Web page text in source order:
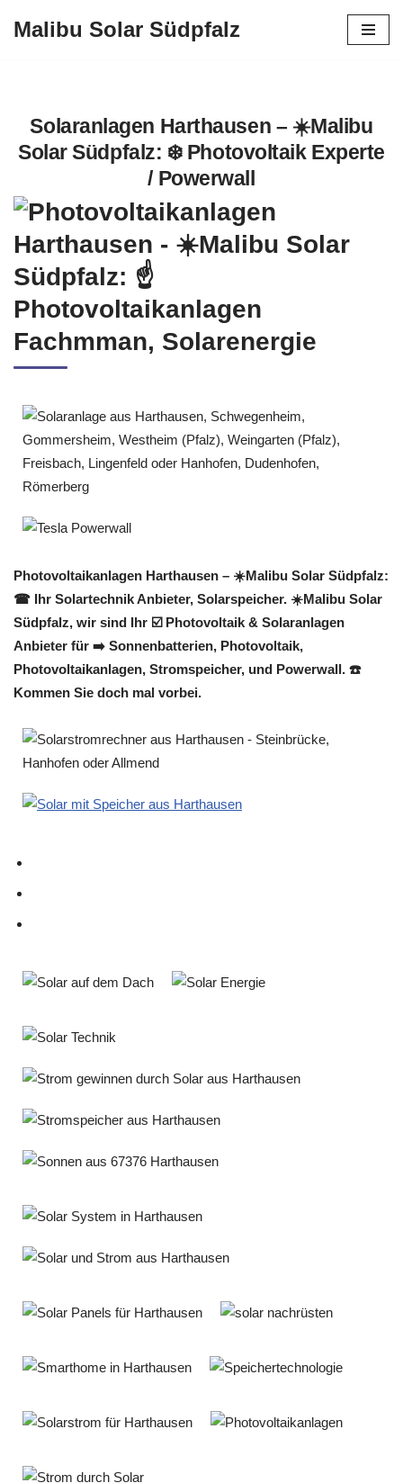
Malibu Solar Südpfalz
Solaranlagen Harthausen – ☀️Malibu
Solar Südpfalz: ❄️ Photovoltaik Experte
/ Powerwall
Photovoltaikanlagen Harthausen – ☀️Malibu Solar Südpfalz:
☎ Ihr Solartechnik Anbieter, Solarspeicher. ☀️Malibu Solar
Südpfalz, wir sind Ihr ☑️ Photovoltaik & Solaranlagen
Anbieter für ➡️ Sonnenbatterien, Photovoltaik,
Photovoltaikanlagen, Stromspeicher, und Powerwall. ☎️
Kommen Sie doch mal vorbei.